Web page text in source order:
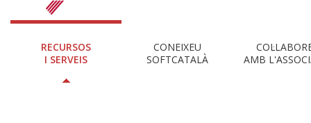
RECURSOS
I SERVEIS
CONEIXEU
SOFTCATALÀ
AMB